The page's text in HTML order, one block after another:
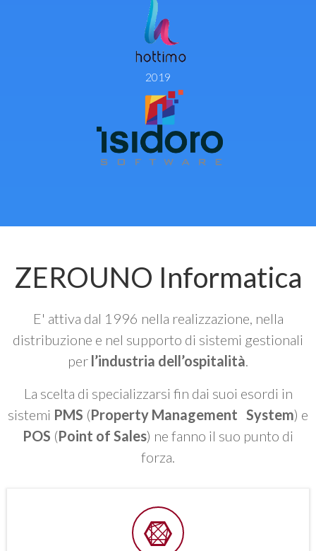
2019
ZEROUNO Informatica
E' attiva dal 1996 nella realizzazione, nella
distribuzione e nel supporto di sistemi gestionali
per l’industria dell’ospitalità
La scelta di specializzarsi fin dai suoi esordi in
sistemi PMS (Property Management System) e
POS (Point of Sales) ne fanno il suo punto di
forza.